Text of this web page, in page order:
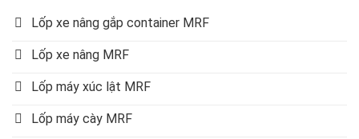
Lốp xe nâng gắp container MRF
Lốp xe nâng MRF
Lốp máy xúc lật MRF
Lốp máy cày MRF